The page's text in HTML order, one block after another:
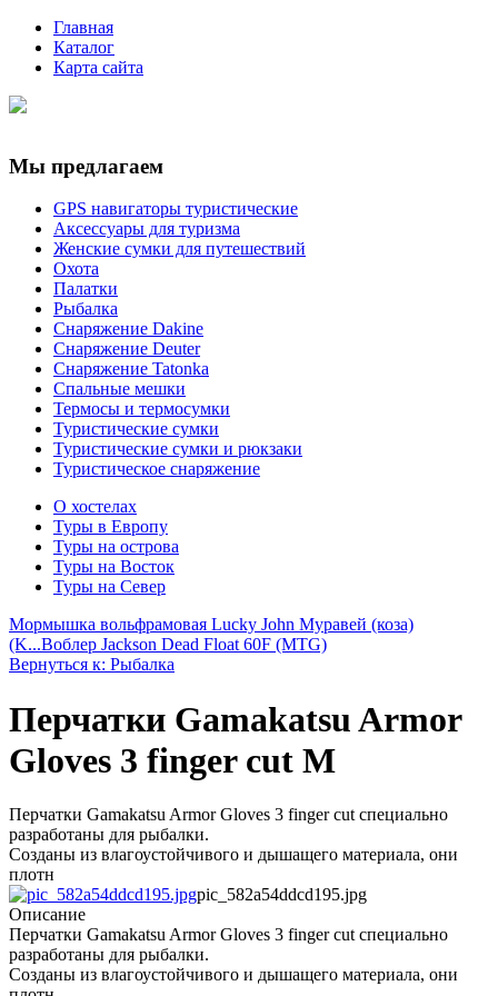
Главная
Каталог
Карта сайта
Мы предлагаем
GPS навигаторы туристические
Аксессуары для туризма
Женские сумки для путешествий
Охота
Палатки
Рыбалка
Снаряжение Dakine
Снаряжение Deuter
Снаряжение Tatonka
Спальные мешки
Термосы и термосумки
Туристические сумки
Туристические сумки и рюкзаки
Туристическое снаряжение
О хостелах
Туры в Европу
Туры на острова
Туры на Восток
Туры на Север
Мормышка вольфрамовая Lucky John Муравей (коза)
(K...Воблер Jackson Dead Float 60F (MTG)
Вернуться к: Рыбалка
Перчатки Gamakatsu Armor
Gloves 3 finger cut M
Перчатки Gamakatsu Armor Gloves 3 finger cut специально
разработаны для рыбалки.
Созданы из влагоустойчивого и дышащего материала, они
плотн
pic_582a54ddcd195.jpg
Описание
Перчатки Gamakatsu Armor Gloves 3 finger cut специально
разработаны для рыбалки.
Созданы из влагоустойчивого и дышащего материала, они